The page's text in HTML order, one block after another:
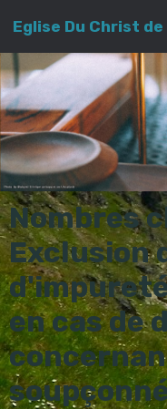
Eglise Du Christ
Nombres
Exclusion
en cas de